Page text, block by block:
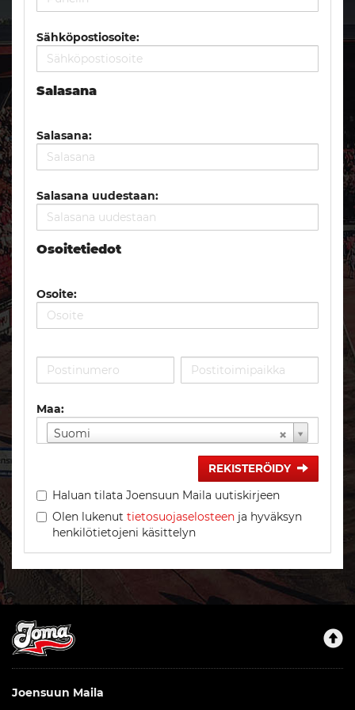
Sähköpostiosoite:
Salasana
Salasana:
Salasana uudestaan:
Osoitetiedot
Osoite:
Maa:
Suomi
REKISTERÖIDY
Haluan tilata Joensuun Maila uutiskirjeen
Olen lukenut tietosuojaselosteen ja hyväksyn
henkilötietojeni käsittelyn
Joensuun Maila